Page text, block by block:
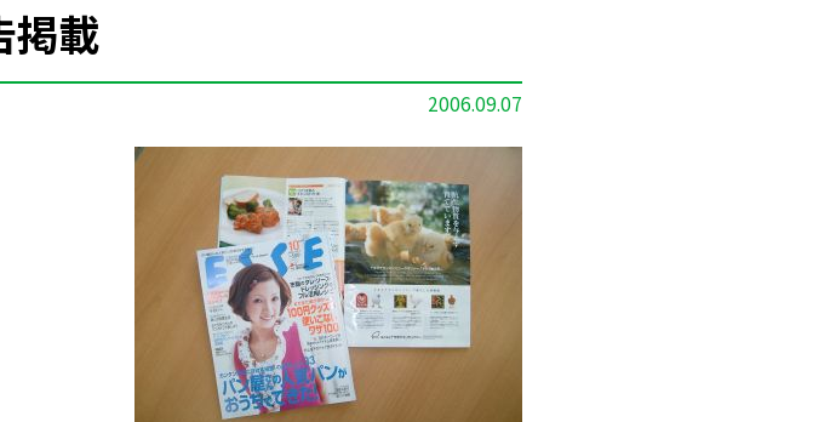
掲載
2006.09.07